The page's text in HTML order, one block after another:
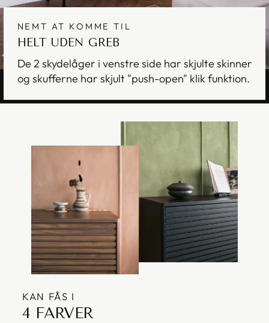
NEMT AT KOMME TIL
HELT UDEN GREB
De 2 skydelåger i venstre side har skjulte skinner
og skufferne har skjult "push-open" klik funktion.
KAN FÅS I
4 FARVER